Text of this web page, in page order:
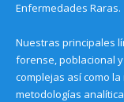
Enfermedades Raras.
Nuestras principales
forense, poblacional
complejas así como
metodologías